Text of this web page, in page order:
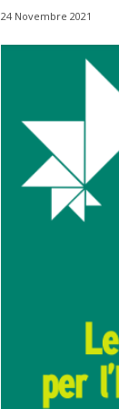
24 Novembre 2021